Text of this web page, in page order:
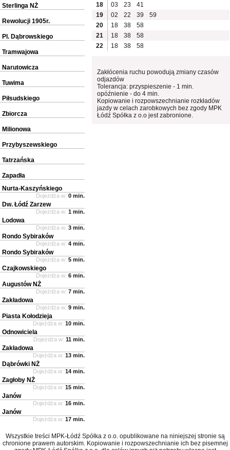
18
03 23
41
19
02 22 39
59
20
18 38
58
21
18 38
58
22
18 38 58
Zakłócenia ruchu powodują zmiany czasów
odjazdów
Tolerancja: przyspieszenie - 1 min.
opóźnienie - do 4 min.
Kopiowanie i rozpowszechnianie rozkładów
jazdy w celach zarobkowych bez zgody MPK
Łódź Spółka z o.o jest zabronione.
Sterlinga NŻ
Rewolucji 1905r.
Pl. Dąbrowskiego
Tramwajowa
Narutowicza
Tuwima
Piłsudskiego
Zbiorcza
Milionowa
Przybyszewskiego
Tatrzańska
Zapadła
Nurta-Kaszyńskiego
Dojeżdża w: 0 min.
Dw. Łódź Zarzew
Dojeżdża w: 1 min.
Lodowa
Dojeżdża w: 3 min.
Rondo Sybiraków
Dojeżdża w: 4 min.
Rondo Sybiraków
Dojeżdża w: 5 min.
Czajkowskiego
Dojeżdża w: 6 min.
Augustów NŻ
Dojeżdża w: 7 min.
Zakładowa
Dojeżdża w: 9 min.
Piasta Kołodzieja
Dojeżdża w: 10 min.
Odnowiciela
Dojeżdża w: 11 min.
Zakładowa
Dojeżdża w: 13 min.
Dąbrówki NŻ
Dojeżdża w: 14 min.
Zagłoby NŻ
Dojeżdża w: 15 min.
Janów
Dojeżdża w: 16 min.
Janów
Dojeżdża w: 17 min.
Wszystkie treści MPK-Łódź Spółka z o.o. opublikowane na niniejszej stronie są
chronione prawem autorskim. Kopiowanie i rozpowszechnianie ich bez pisemnej